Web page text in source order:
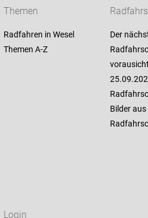
Themen
Radfahren in Wesel
Themen A-Z
Der
Bilder
Login